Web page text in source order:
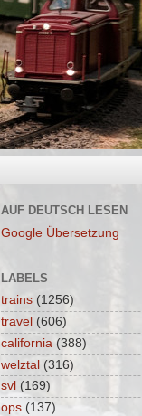
AUF DEUTSCH LESEN
Google Übersetzung
LABELS
trains (1256)
travel (606)
california (388)
welztal (316)
svl (169)
ops (137)